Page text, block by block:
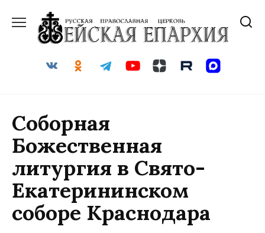
содержанию
Соборная
Божественная
литургия в Свято-
Екатерининском
соборе Краснодара